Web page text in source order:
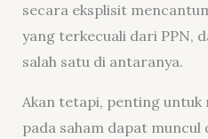
secara eksplisit
yang terkecuali dari PPN,
salah satu di antaranya.
Akan tetapi, penting untuk
pada saham dapat muncul